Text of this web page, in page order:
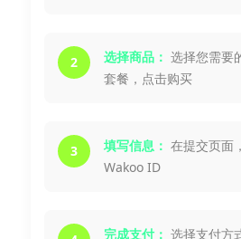
2 选择商品： 选择您需要
套餐，点击购买
3 填写信息： 在提交页面
Wakoo ID
完成支付： 选择支付方